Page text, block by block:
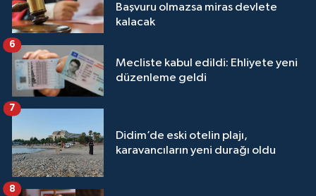
Başvuru olmazsa miras devlete
kalacak
Mecliste kabul edildi: Ehliyete yeni
düzenleme geldi
6
Didim’de eski otelin plajı,
karavancıların yeni durağı oldu
7
8